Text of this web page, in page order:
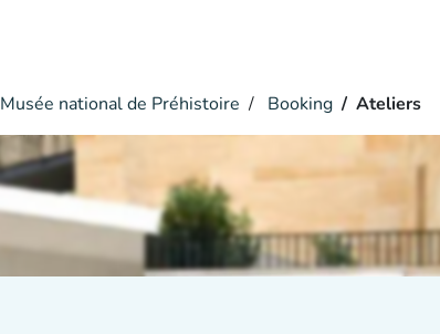
Musée national de Préhistoire Booking Ateliers